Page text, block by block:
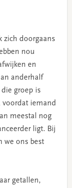
zich doorgaans
nou
en
anderhalf
groep is
voordat iemand
meestal nog
ligt. Bij
we ons best
getallen,